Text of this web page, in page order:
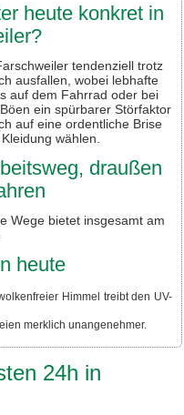
heute konkret in
tendenziell trotz
ausfallen, wobei lebhafte
auf dem Fahrrad oder bei
ein spürbarer Störfaktor
auf eine ordentliche Brise
wählen.
draußen
Wege bietet insgesamt am
heute
Himmel treibt den UV-
merklich unangenehmer.
24h in